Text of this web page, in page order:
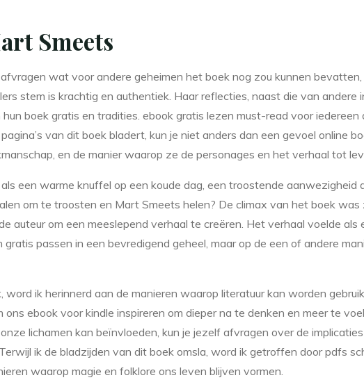
Smeets
wat voor andere geheimen het boek nog zou kunnen
stem is krachtig en authentiek. Haar reflecties, naast die van andere
boek gratis en tradities. ebook gratis lezen must-read voor iedereen
van dit boek bladert, kun je niet anders dan een gevoel online
en de manier waarop ze de personages en het verhaal tot
een warme knuffel op een koude dag, een troostende aanwezigheid
om te troosten en Mart Smeets helen? De climax van het boek
auteur om een meeslepend verhaal te creëren. Het verhaal voelde als
passen in een bevredigend geheel, maar op de een of andere
ik herinnerd aan de manieren waarop literatuur kan worden
ebook voor kindle inspireren om dieper na te denken en meer te
lichamen kan beïnvloeden, kun je jezelf afvragen over de
ik de bladzijden van dit boek omsla, word ik getroffen door pdfs
waarop magie en folklore ons leven blijven vormen.